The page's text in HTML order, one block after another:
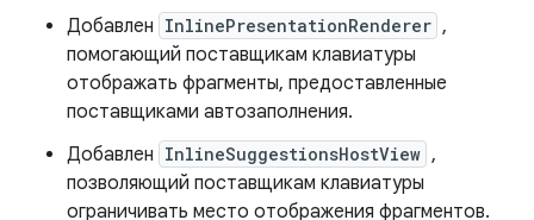
Добавлен InlinePresentationRenderer ,
помогающий поставщикам клавиатуры
отображать фрагменты, предоставленные
поставщиками автозаполнения.
Добавлен InlineSuggestionsHostView ,
позволяющий поставщикам клавиатуры
ограничивать место отображения фрагментов.